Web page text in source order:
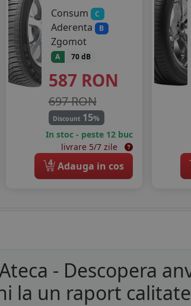
Consum
C
Aderenta B
Zgomot
A 70 dB
587 RON
697 RON
Discount 15%
In stoc - peste 12 buc
livrare 5/7 zile
4 Adauga in cos
- Descopera
la un raport